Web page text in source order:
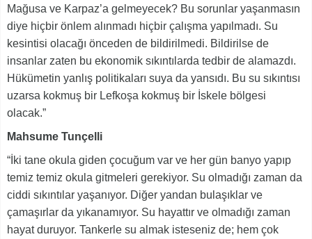
Mağusa ve Karpaz’a gelmeyecek? Bu sorunlar yaşanmasın
diye hiçbir önlem alınmadı hiçbir çalışma yapılmadı. Su
kesintisi olacağı önceden de bildirilmedi. Bildirilse de
insanlar zaten bu ekonomik sıkıntılarda tedbir de alamazdı.
Hükümetin yanlış politikaları suya da yansıdı. Bu su sıkıntısı
uzarsa kokmuş bir Lefkoşa kokmuş bir İskele bölgesi
olacak.”
Mahsume Tunçelli
“İki tane okula giden çocuğum var ve her gün banyo yapıp
temiz temiz okula gitmeleri gerekiyor. Su olmadığı zaman da
ciddi sıkıntılar yaşanıyor. Diğer yandan bulaşıklar ve
çamaşırlar da yıkanamıyor. Su hayattır ve olmadığı zaman
hayat duruyor. Tankerle su almak isteseniz de; hem çok